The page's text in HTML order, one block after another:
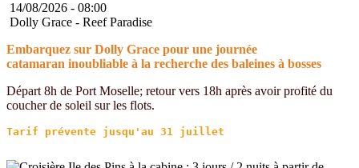
14/08/2026 - 08:00
Dolly Grace - Reef Paradise
Embarquez sur Dolly Grace pour une journée
catamaran inoubliable à la recherche des baleines à bosses
Départ 8h de Port Moselle; retour vers 18h après avoir profité du
coucher de soleil sur les flots.